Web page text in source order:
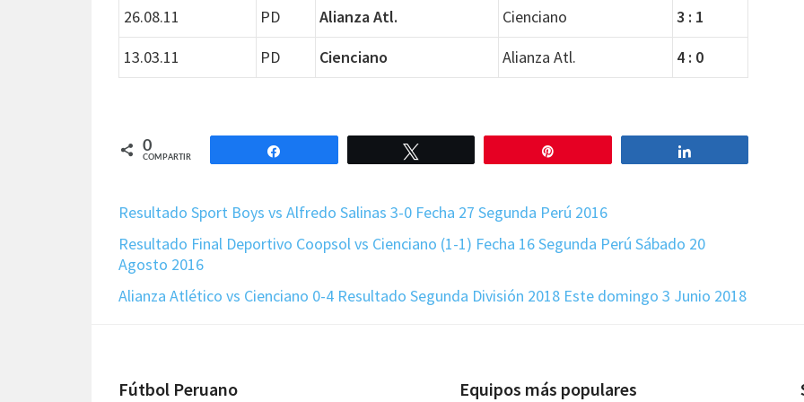
26.08.11
PD Alianza Atl. Cienciano
3 : 1
13.03.11
PD Cienciano Alianza Atl. 4 : 0
0
COMPARTIR
Resultado Sport Boys vs Alfredo Salinas 3-0 Fecha 27 Segunda Perú 2016
Resultado Final Deportivo Coopsol vs Cienciano (1-1) Fecha 16 Segunda Perú Sábado 20
Agosto 2016
Alianza Atlético vs Cienciano 0-4 Resultado Segunda División 2018 Este domingo 3 Junio 2018
Footer
Fútbol Peruano Equipos más populares